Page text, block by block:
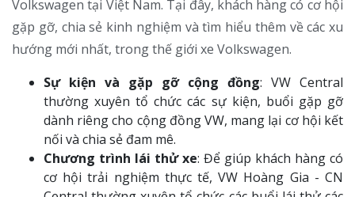
Volkswagen tại Việt Nam. Tại đây, khách hàng có cơ hội
gặp gỡ, chia sẻ kinh nghiệm và tìm hiểu thêm về các xu
hướng mới nhất, trong thế giới xe Volkswagen.
Sự kiện và gặp gỡ cộng đồng: VW Central
thường xuyên tổ chức các sự kiện, buổi gặp gỡ
dành riêng cho cộng đồng VW, mang lại cơ hội kết
nối và chia sẻ đam mê.
Chương trình lái thử xe: Để giúp khách hàng có
cơ hội trải nghiệm thực tế, VW Hoàng Gia - CN
Thông Báo
ĐÓNG